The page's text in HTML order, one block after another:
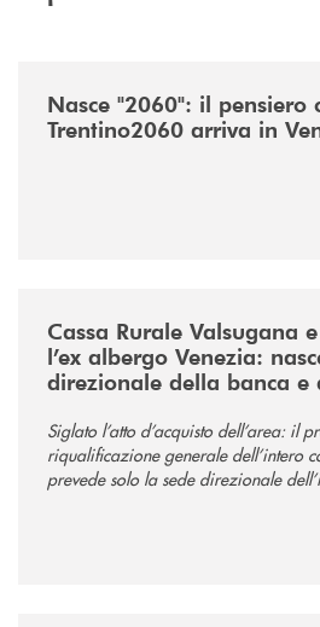
Nasce "2060": il pensiero
Trentino2060 arriva in
Cassa Rurale Valsugana
l’ex albergo Venezia:
direzionale della banca e
Siglato l’atto d’acquisto dell’area: il
riqualificazione generale dell’intero
prevede solo la sede direzionale